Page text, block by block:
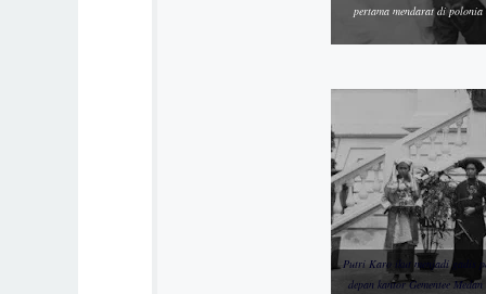
pertama mendarat di
Putri Karo ikut menjadi gadis
depan kantor Gementee